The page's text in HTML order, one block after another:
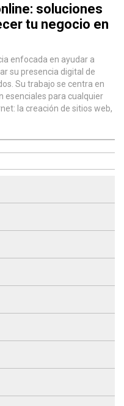
soluciones
tu negocio en
enfocada en ayudar a
su presencia digital de
Su trabajo se centra en
esenciales para cualquier
la creación de sitios web,